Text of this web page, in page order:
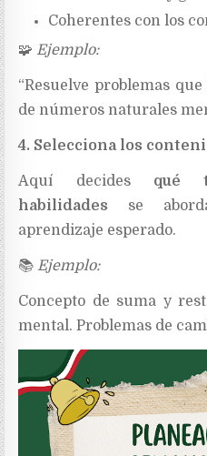
Coherentes con los
🧩 Ejemplo:
“Resuelve problemas
de números naturales
4. Selecciona los
Aquí decides qué
habilidades se
aprendizaje esperado.
📚 Ejemplo:
Concepto de suma y
mental. Problemas de